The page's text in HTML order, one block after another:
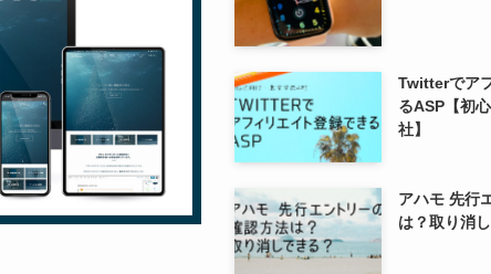
Twitterでア
るASP【初
社】
アハモ 先行
は？取り消